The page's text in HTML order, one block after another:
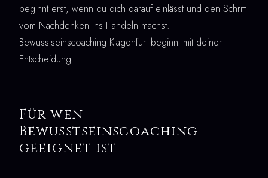
beginnt erst, wenn du dich darauf einlässt und den Schritt
vom Nachdenken ins Handeln machst.
Bewusstseinscoaching Klagenfurt beginnt mit deiner
Entscheidung.
Für wen
Bewusstseinscoaching
geeignet ist